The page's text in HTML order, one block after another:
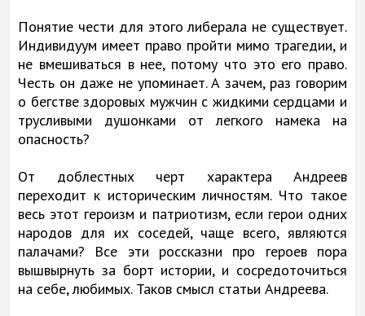
Понятие чести для этого либерала не существует.
Индивидуум имеет право пройти мимо трагедии, и
не вмешиваться в нее, потому что это его право.
Честь он даже не упоминает. А зачем, раз говорим
о бегстве здоровых мужчин с жидкими сердцами и
трусливыми душонками от легкого намека на
опасность?
От доблестных черт характера Андреев
переходит к историческим личностям. Что такое
весь этот героизм и патриотизм, если герои одних
народов для их соседей, чаще всего, являются
палачами? Все эти россказни про героев пора
вышвырнуть за борт истории, и сосредоточиться
на себе, любимых. Таков смысл статьи Андреева.